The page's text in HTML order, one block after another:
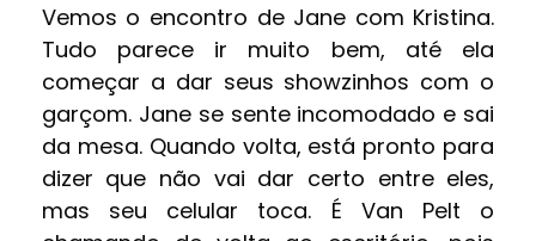
Vemos o encontro de Jane com Kristina.
Tudo parece ir muito bem, até ela
começar a dar seus showzinhos com o
garçom. Jane se sente incomodado e sai
da mesa. Quando volta, está pronto para
dizer que não vai dar certo entre eles,
mas seu celular toca. É Van Pelt o